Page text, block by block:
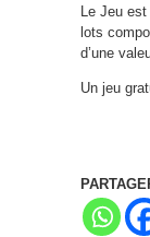
Le Jeu
lots
d’une
Un jeu